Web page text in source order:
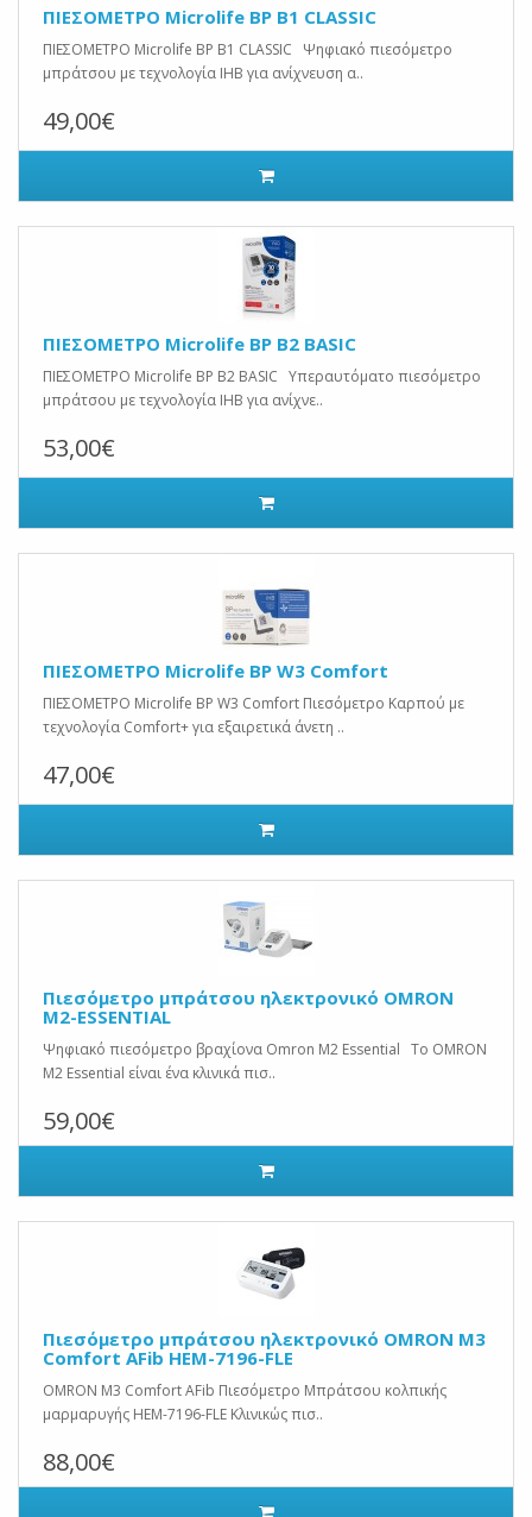
ΠΙΕΣΟΜΕΤΡΟ Microlife BP B1 CLASSIC
ΠΙΕΣΟΜΕΤΡΟ Microlife BP B1 CLASSIC Ψηφιακό πιεσόμετρο
μπράτσου με τεχνολογία IHB για ανίχνευση α..
49,00€
ΠΙΕΣΟΜΕΤΡΟ Microlife BP B2 BASIC
ΠΙΕΣΟΜΕΤΡΟ Microlife BP B2 BASIC Υπεραυτόματο πιεσόμετρο
μπράτσου με τεχνολογία IHB για ανίχνε..
53,00€
ΠΙΕΣΟΜΕΤΡΟ Microlife BP W3 Comfort
ΠΙΕΣΟΜΕΤΡΟ Microlife BP W3 Comfort Πιεσόμετρο Καρπού με
τεχνολογία Comfort+ για εξαιρετικά άνετη ..
47,00€
Πιεσόμετρο μπράτσου ηλεκτρονικό OMRON
M2-ESSENTIAL
Ψηφιακό πιεσόμετρο βραχίονα Omron M2 Essential Το OMRON
M2 Essential είναι ένα κλινικά πισ..
59,00€
Πιεσόμετρο μπράτσου ηλεκτρονικό OMRON M3
Comfort AFib HEM-7196-FLE
OMRON M3 Comfort AFib Πιεσόμετρο Μπράτσου κολπικής
μαρμαρυγής HEM-7196-FLE Κλινικώς πισ..
88,00€